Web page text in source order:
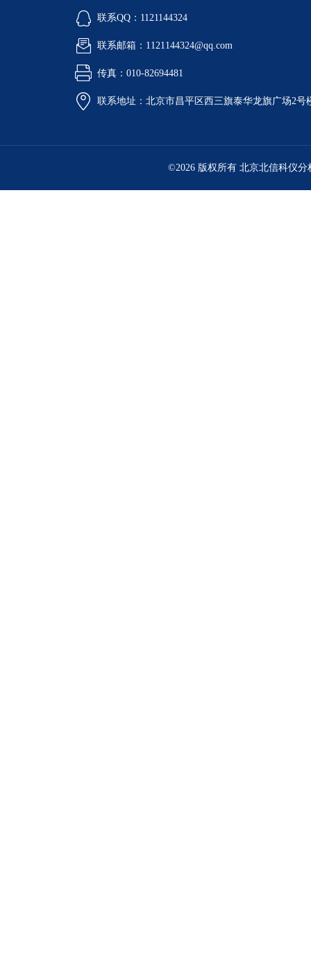
联系QQ：1121144324
联系邮箱：1121144324@qq.com
传真：010-82694481
联系地址：北京市昌平区西三旗泰华龙旗广场2号
©2026 版权所有 北京北信科仪